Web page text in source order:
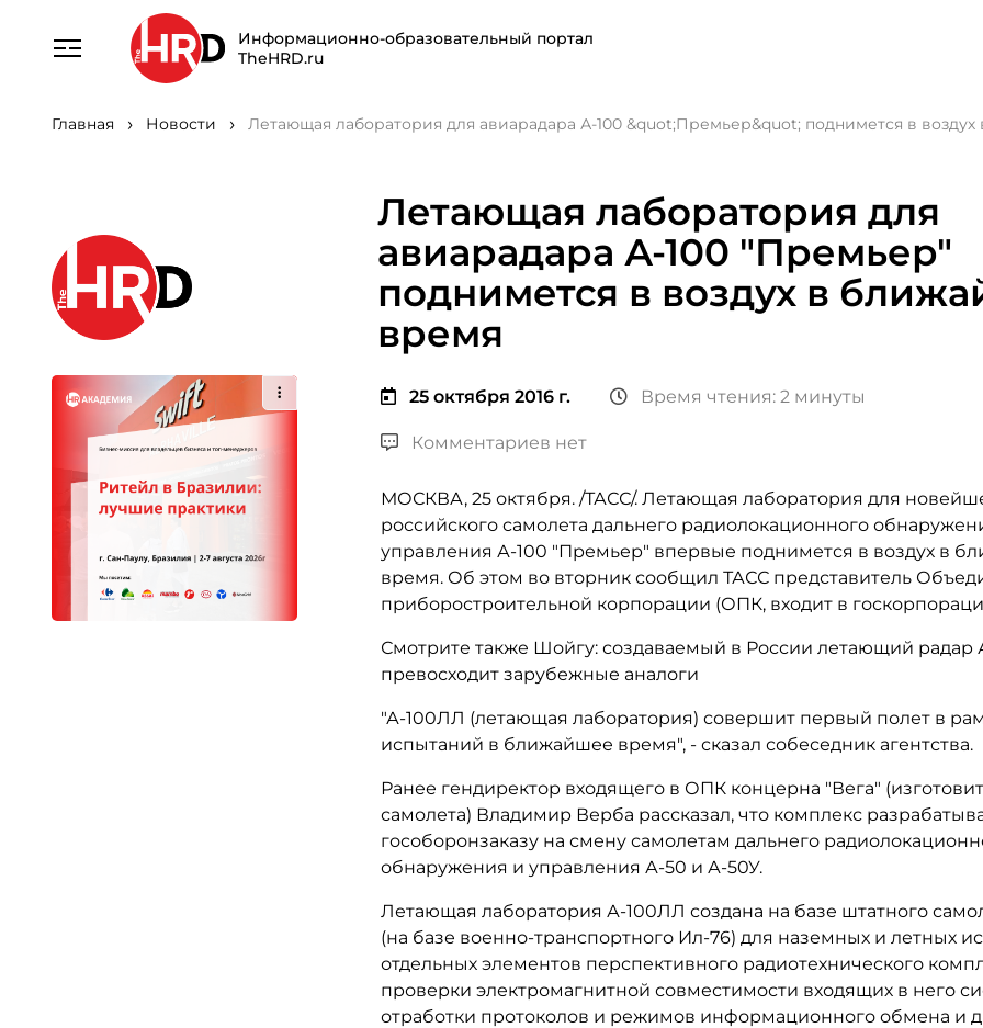
Информационно-образовательный портал
TheHRD.ru
Главная Новости Летающая лаборатория для авиарадара А-100 &quot;Премьер&quot; поднимется в
Летающая лаборатория для
авиарадара А-100 "Премьер"
поднимется в воздух в
время
25 октября 2016 г. Время чтения: 2 минуты
Комментариев нет
МОСКВА, 25 октября. /ТАСС/. Летающая лаборатория для
российского самолета дальнего радиолокационного
управления А-100 "Премьер" впервые поднимется в воздух в
время. Об этом во вторник сообщил ТАСС представитель
приборостроительной корпорации (ОПК, входит в
Смотрите также Шойгу: создаваемый в России летающий радар
превосходит зарубежные аналоги
"А-100ЛЛ (летающая лаборатория) совершит первый полет в
испытаний в ближайшее время", - сказал собеседник агентства.
Ранее гендиректор входящего в ОПК концерна "Вега"
самолета) Владимир Верба рассказал, что комплекс
гособоронзаказу на смену самолетам дальнего
обнаружения и управления А-50 и А-50У.
Летающая лаборатория А-100ЛЛ создана на базе штатного
(на базе военно-транспортного Ил-76) для наземных и летных
отдельных элементов перспективного радиотехнического
проверки электромагнитной совместимости входящих в него
отработки протоколов и режимов информационного обмена и